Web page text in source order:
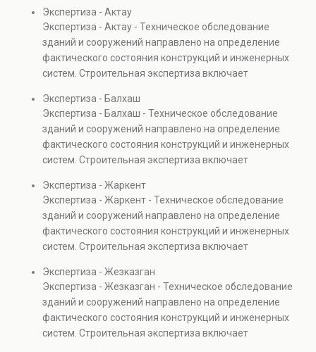
элементов и оценку эксплуатационной безопасности.
Услуга востребована при покупке недвижимости,
капитальном ремонте и реконструкции объектов, а
также при судебных разбирательствах и технических
проверках.
Экспертиза - Актау
Экспертиза - Актау - Техническое обследование
зданий и сооружений направлено на определение
фактического состояния конструкций и инженерных
систем. Строительная экспертиза включает
элементов и оценку эксплуатационной безопасности.
Услуга востребована при покупке недвижимости,
капитальном ремонте и реконструкции объектов, а
также при судебных разбирательствах и технических
проверках.
Экспертиза - Балхаш
Экспертиза - Балхаш - Техническое обследование
зданий и сооружений направлено на определение
фактического состояния конструкций и инженерных
систем. Строительная экспертиза включает
элементов и оценку эксплуатационной безопасности.
Услуга востребована при покупке недвижимости,
капитальном ремонте и реконструкции объектов, а
также при судебных разбирательствах и технических
проверках.
Экспертиза - Жаркент
Экспертиза - Жаркент - Техническое обследование
зданий и сооружений направлено на определение
фактического состояния конструкций и инженерных
систем. Строительная экспертиза включает
элементов и оценку эксплуатационной безопасности.
Услуга востребована при покупке недвижимости,
капитальном ремонте и реконструкции объектов, а
также при судебных разбирательствах и технических
проверках.
Экспертиза - Жезказган
Экспертиза - Жезказган - Техническое обследование
зданий и сооружений направлено на определение
фактического состояния конструкций и инженерных
систем. Строительная экспертиза включает